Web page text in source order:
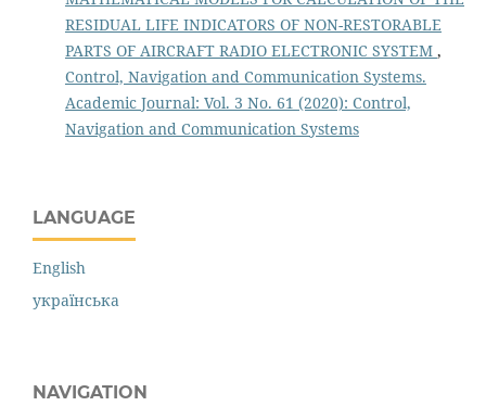
RESIDUAL LIFE INDICATORS OF NON-RESTORABLE
PARTS OF AIRCRAFT RADIO ELECTRONIC SYSTEM ,
Control, Navigation and Communication Systems.
Academic Journal: Vol. 3 No. 61 (2020): Control,
Navigation and Communication Systems
LANGUAGE
English
українська
NAVIGATION